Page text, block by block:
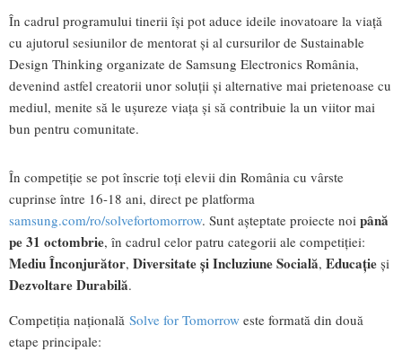
În cadrul programului tinerii își pot aduce ideile inovatoare la viață
cu ajutorul sesiunilor de mentorat și al cursurilor de Sustainable
Design Thinking organizate de Samsung Electronics România,
devenind astfel creatorii unor soluții și alternative mai prietenoase cu
mediul, menite să le ușureze viața și să contribuie la un viitor mai
bun pentru comunitate.
În competiție se pot înscrie toți elevii din România cu vârste
cuprinse între 16-18 ani, direct pe platforma
samsung.com/ro/solvefortomorrow. Sunt așteptate proiecte noi până
pe 31 octombrie, în cadrul celor patru categorii ale competiției:
Mediu Înconjurător, Diversitate și Incluziune Socială, Educație și
Dezvoltare Durabilă.
Competiția națională Solve for Tomorrow este formată din două
etape principale: